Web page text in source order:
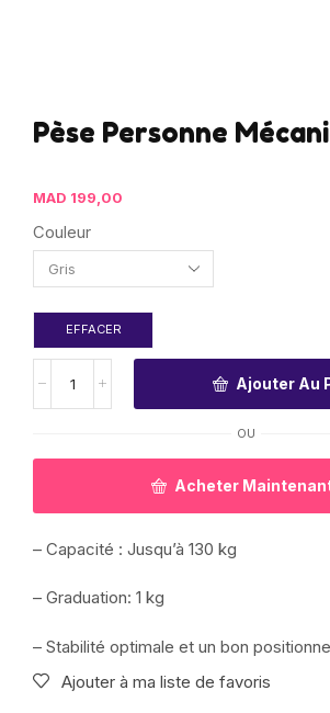
Pèse Personne
MAD 199,00
Couleur
EFFACER
Ajouter Au
OU
Acheter
– Capacité : Jusqu’à 130 kg
– Graduation: 1 kg
– Stabilité optimale et un bon
Ajouter à ma liste de favoris